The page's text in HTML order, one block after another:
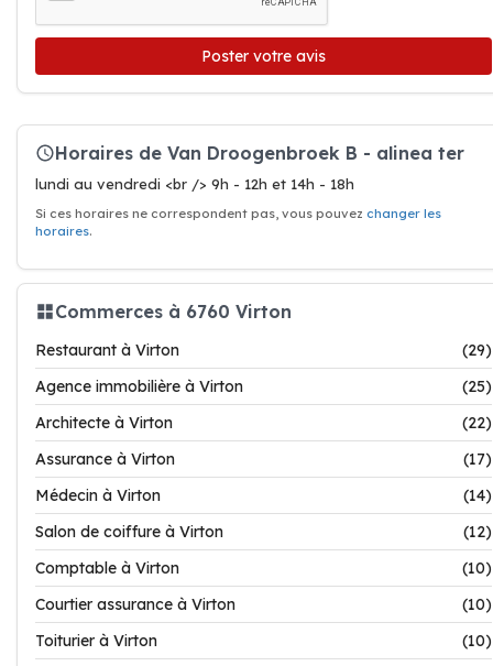
Poster votre avis
Horaires de Van Droogenbroek B - alinea ter
lundi au vendredi <br /> 9h - 12h et 14h - 18h
Si ces horaires ne correspondent pas, vous pouvez changer les
horaires.
Commerces à 6760 Virton
Restaurant à Virton
(29)
Agence immobilière à Virton
(25)
Architecte à Virton
(22)
Assurance à Virton
(17)
Médecin à Virton
(14)
Salon de coiffure à Virton
(12)
Comptable à Virton
(10)
Courtier assurance à Virton
(10)
Toiturier à Virton
(10)